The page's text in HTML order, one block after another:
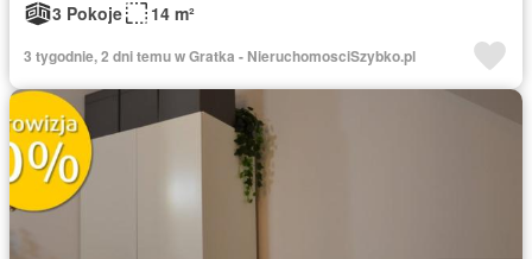
3 Pokoje
14 m²
3 tygodnie, 2 dni temu w Gratka - NieruchomosciSzybko.pl